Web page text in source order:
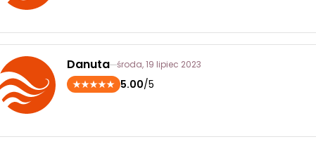
Danuta środa, 19 lipiec 2023
5.00/5